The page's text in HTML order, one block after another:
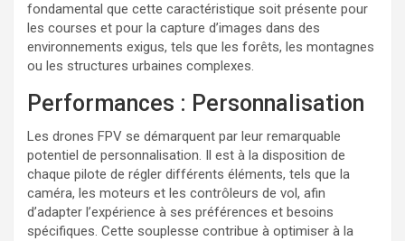
fondamental que cette caractéristique soit présente pour
les courses et pour la capture d’images dans des
environnements exigus, tels que les forêts, les montagnes
ou les structures urbaines complexes.
Performances : Personnalisation
Les drones FPV se démarquent par leur remarquable
potentiel de personnalisation. Il est à la disposition de
chaque pilote de régler différents éléments, tels que la
caméra, les moteurs et les contrôleurs de vol, afin
d’adapter l’expérience à ses préférences et besoins
spécifiques. Cette souplesse contribue à optimiser à la